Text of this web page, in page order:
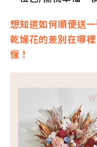
想知道如何順便送
乾燥花的差別在哪
懂！